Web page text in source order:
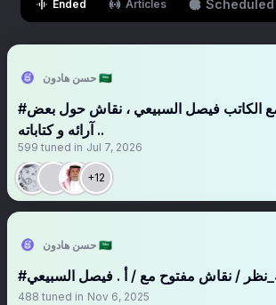
Ended Articles Scheduled
حسن هادون 🇸🇦
#وجهة_نظر / مع الكاتب فيصل السبيعي ، نقاش حول بعض
آرائه و كتاباته ..
599 tuned in Jul 7, 2026
+12
حسن هادون 🇸🇦
488 tuned in Nov 6, 2025